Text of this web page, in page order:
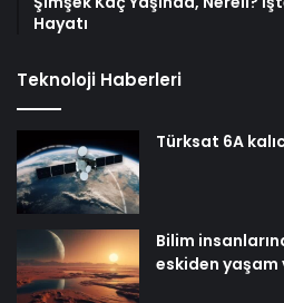
Hayatı
Teknoloji Haberleri
Türksat 6A
Bilim
eskiden yaşam